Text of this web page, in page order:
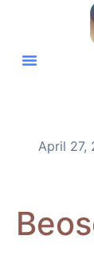
April 27,